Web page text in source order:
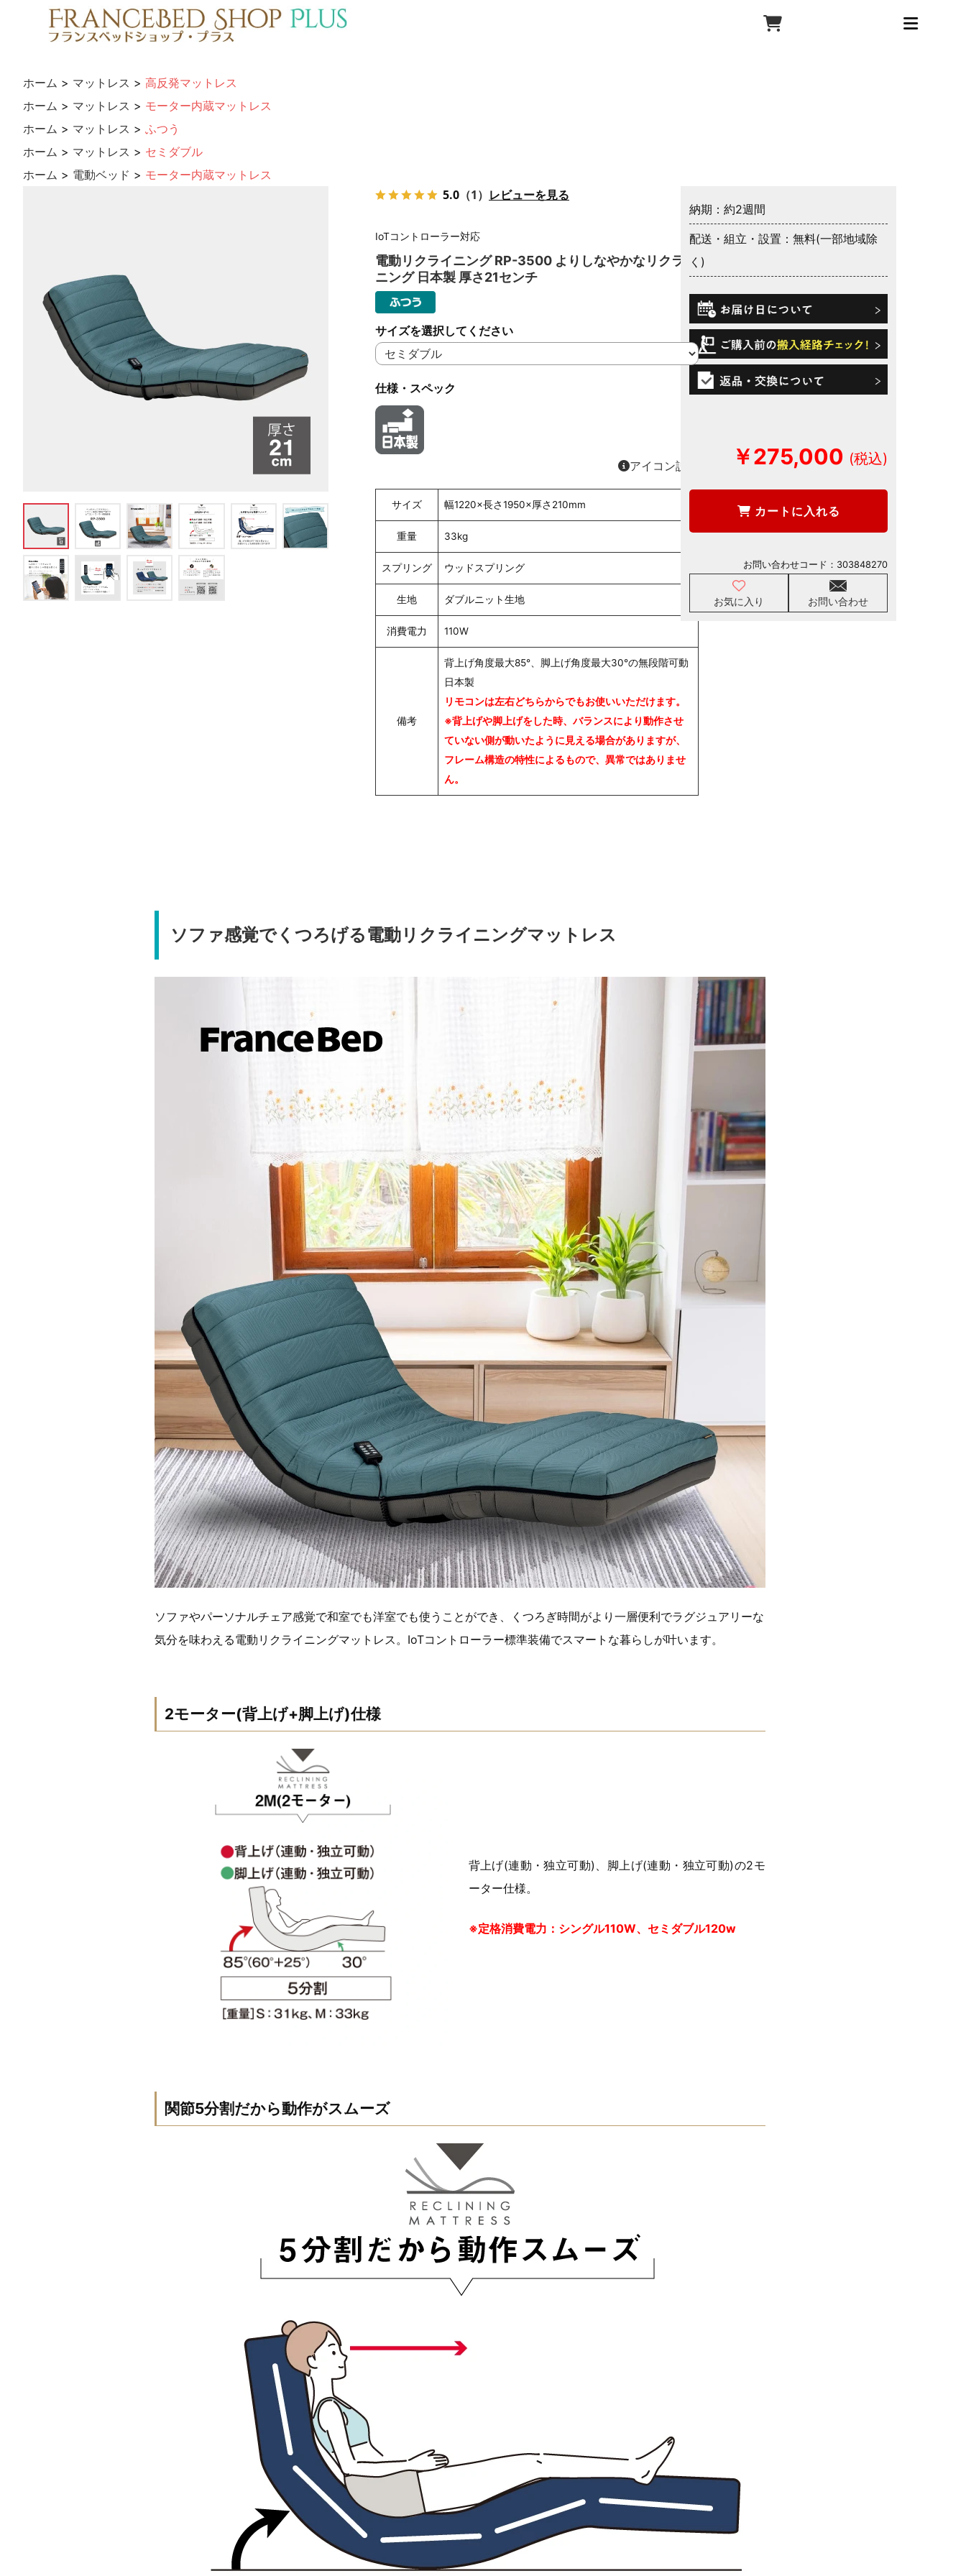
ホーム > マットレス > 高反発マットレス
ホーム > マットレス > モーター内蔵マットレス
ホーム > マットレス > ふつう
ホーム > マットレス > セミダブル
ホーム > 電動ベッド > モーター内蔵マットレス
5.0 （1） レビューを見る
IoTコントローラー対応
電動リクライニング RP-3500 よりしなやかなリクライ
ニング 日本製 厚さ21センチ
サイズを選択してください
仕様・スペック
アイコン説明
サイズ 幅1220×長さ1950×厚さ210mm
重量 33kg
スプリング ウッドスプリング
生地 ダブルニット生地
消費電力 110W
備考
背上げ角度最大85°、脚上げ角度最大30°の無段階可動
日本製
リモコンは左右どちらからでもお使いいただけます。
※背上げや脚上げをした時、バランスにより動作させ
ていない側が動いたように見える場合がありますが、
フレーム構造の特性によるもので、異常ではありませ
ん。
納期：約2週間
配送・組立・設置：無料(一部地域除
く)
￥275,000
カートに入れる
お気に入り お問い合わせ
お問い合わせコード： 303848270
ソファ感覚でくつろげる電動リクライニングマットレス
ソファやパーソナルチェア感覚で和室でも洋室でも使うことができ、くつろぎ時間がより一層便利でラグジュアリーな
気分を味わえる電動リクライニングマットレス。IoTコントローラー標準装備でスマートな暮らしが叶います。
2モーター(背上げ+脚上げ)仕様
背上げ(連動・独立可動)、脚上げ(連動・独立可動)の2モ
ーター仕様。
※定格消費電力：シングル110W、セミダブル120w
関節5分割だから動作がスムーズ